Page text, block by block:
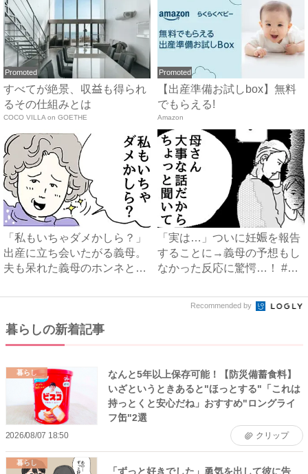
Promoted
すべてが絶景、収益も得られ
るその仕組みとは
COCO VILLA on GOETHE
Promoted
【出産準備お試しbox】無料
でもらえる!
Amazon
「私もいちゃダメかしら？」
出産に立ち会いたがる義母。
夫も呆れた義母のホンネと
「実は…」ついに妊娠を報告
することに→義母の予想もし
なかった反応に驚愕…！ #
Recommended by
暮らしの新着記事
暮らし
なんと5年以上保存可能！【防災備蓄食料】
いざというときあると"ほっとする"「これは
持っとくと安心だね」おすすめ"ロングライ
フ缶"2選
2026/08/07 18:50 クリップ
暮らし
「ずっと好きでした」勇気を出して彼に告